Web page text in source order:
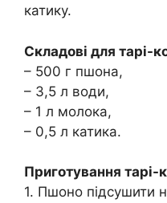
катику.
Складові для тарі-
– 500 г пшона,
– 3,5 л води,
– 1 л молока,
– 0,5 л катика.
Приготування тарі-
1. Пшоно підсушити